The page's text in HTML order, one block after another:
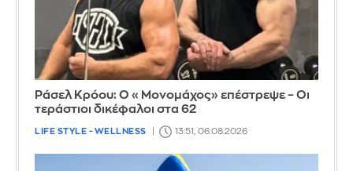
Ράσελ Κρόου: Ο «Μονομάχος» επέστρεψε – Οι
τεράστιοι δικέφαλοι στα 62
LIFE STYLE - WELLNESS 13:51, 06.08.2026